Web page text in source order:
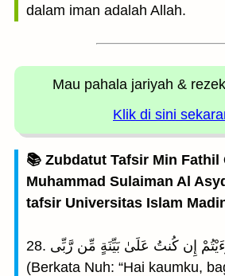
dalam iman adalah Allah.
Mau pahala jariyah &
Klik di sini
📚 Zubdatut Tafsir Min Fathil
Muhammad Sulaiman Al
tafsir Universitas Islam
28. قَالَ يٰقَوْمِ أَرَءَيْتُمْ إِن كُنتُ عَلَىٰ بَيِّنَةٍ مِّن رَّبِّى
(Berkata Nuh: “Hai kaumku,